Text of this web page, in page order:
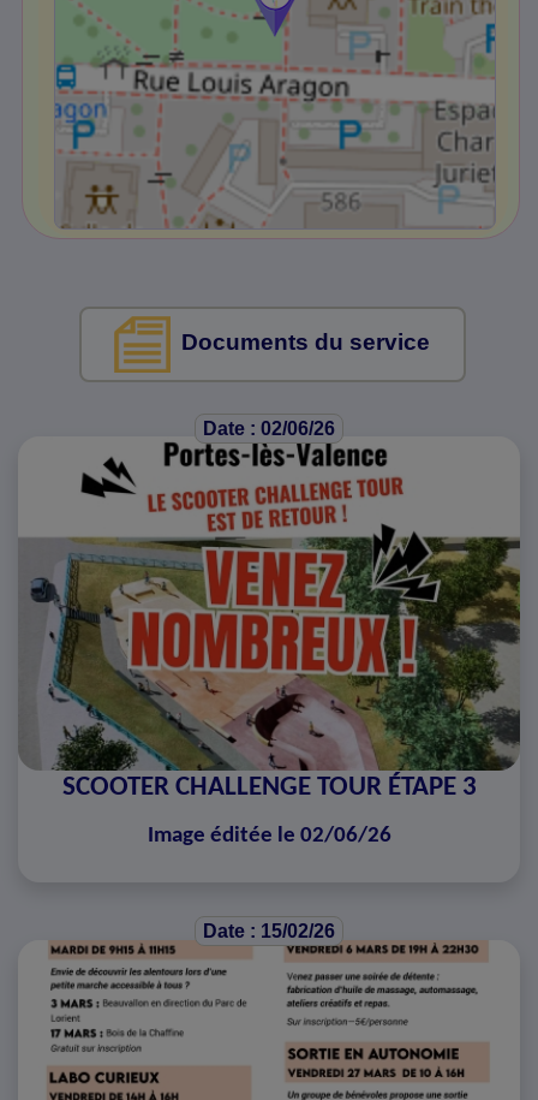
Documents du service
Date : 02/06/26
SCOOTER CHALLENGE TOUR ÉTAPE 3
Image éditée le 02/06/26
Date : 15/02/26